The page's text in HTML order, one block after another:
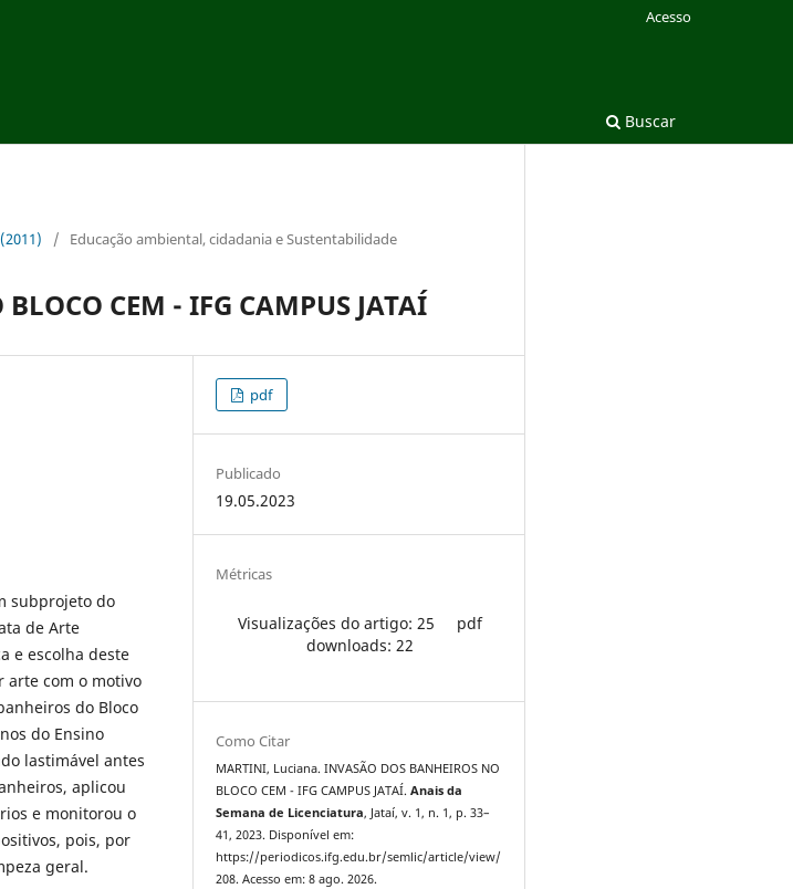
Buscar
Acesso
/ Educação ambiental, cidadania e Sustentabilidade
CEM - IFG CAMPUS JATAÍ
subprojeto do
de Arte
e escolha deste
arte com o motivo
do Bloco
do Ensino
lastimável antes
aplicou
e monitorou o
pois, por
geral.
pdf
Publicado
19.05.2023
Métricas
Visualizações do artigo: 25
pdf
downloads: 22
Como Citar
MARTINI, Luciana. INVASÃO DOS BANHEIROS NO
BLOCO CEM - IFG CAMPUS JATAÍ.Anais da
Semana de Licenciatura, Jataí, v. 1, n. 1, p. 33–
41, 2023. Disponível em:
https://periodicos.ifg.edu.br/semlic/article/view/
208. Acesso em: 8 ago. 2026.